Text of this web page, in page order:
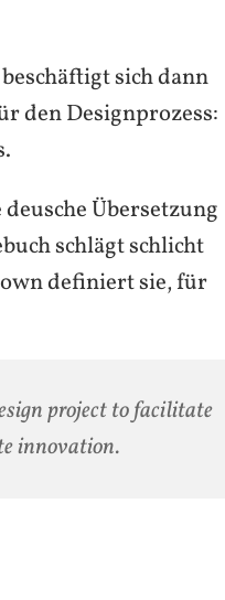
sich dann
den Designprozess:
Übersetzung
schlägt schlicht
definiert sie, für
project to facilitate
innovation.